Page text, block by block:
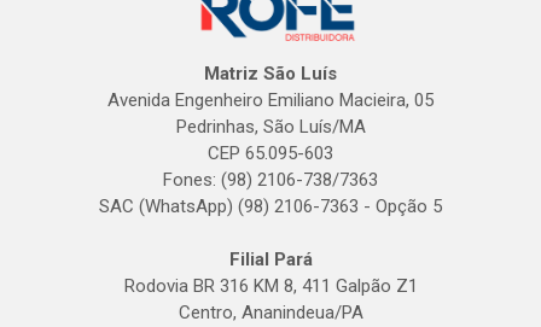
Matriz São Luís
Avenida Engenheiro Emiliano Macieira, 05
Pedrinhas, São Luís/MA
CEP 65.095-603
Fones: (98) 2106-738/7363
SAC (WhatsApp) (98) 2106-7363 - Opção 5
Filial Pará
Rodovia BR 316 KM 8, 411 Galpão Z1
Centro, Ananindeua/PA